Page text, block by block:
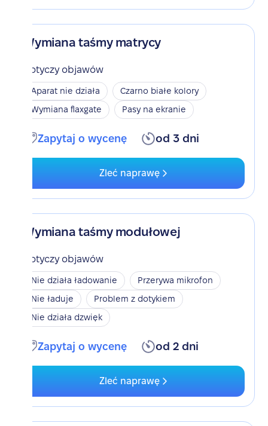
Wymiana taśmy matrycy
Dotyczy objawów
Aparat nie działa
Czarno białe kolory
Wymiana flaxgate
Pasy na ekranie
Zapytaj o wycenę od 3 dni
Zleć naprawę
Wymiana taśmy modułowej
Dotyczy objawów
Nie działa ładowanie
Przerywa mikrofon
Nie ładuje
Problem z dotykiem
Nie działa dzwięk
Zapytaj o wycenę od 2 dni
Zleć naprawę